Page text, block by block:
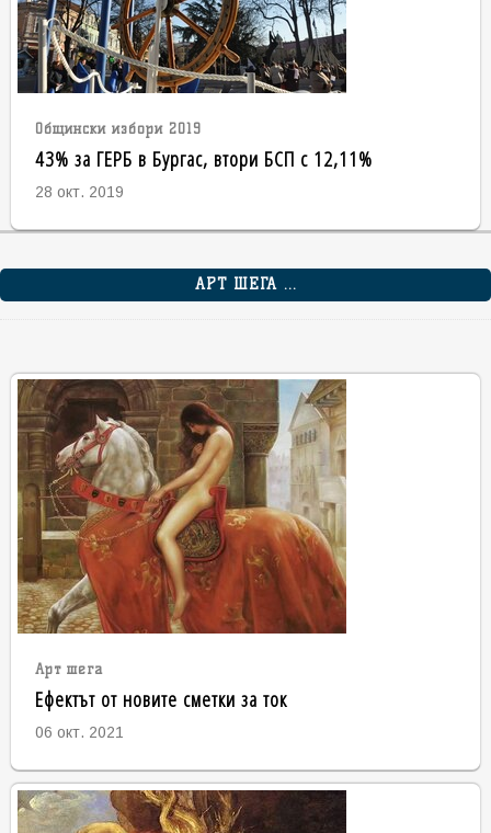
Общински избори 2019
43% за ГЕРБ в Бургас, втори БСП с 12,11%
28 окт. 2019
АРТ ШЕГА ...
Арт шега
Ефектът от новите сметки за ток
06 окт. 2021